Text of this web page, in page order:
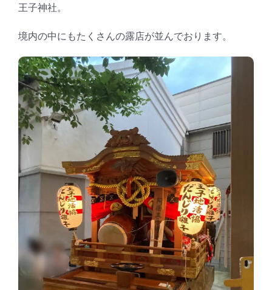
王子神社。
境内の中にもたくさんの露店が並んでおります。